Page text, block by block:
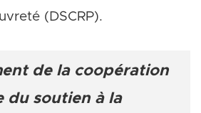
(DSCRP).
de la coopération
du soutien à la